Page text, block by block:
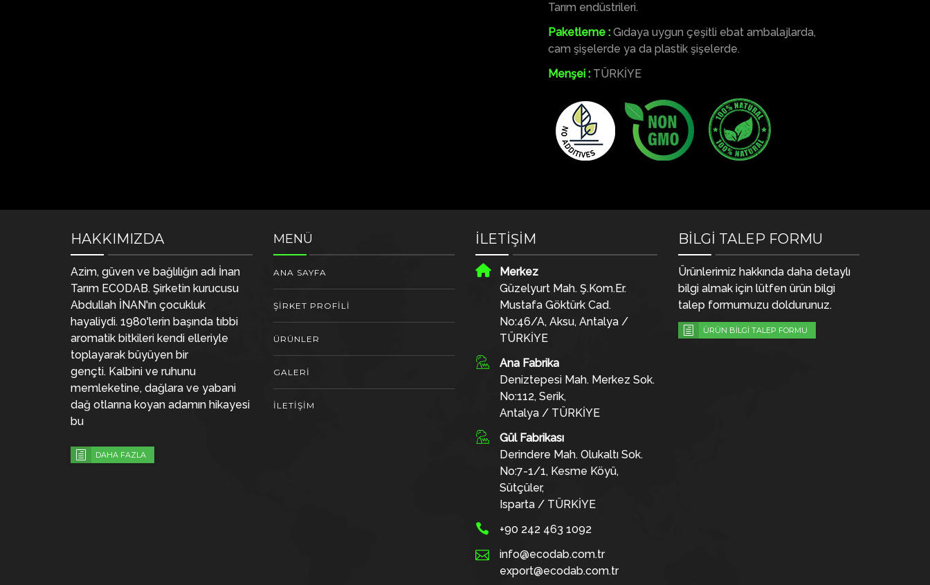
Tarım endüstrileri.
Paketleme :Gıdaya uygun çeşitli ebat ambalajlarda,
cam şişelerde ya da plastik şişelerde.
Menşei : TÜRKİYE
HAKKIMIZDA
Azim, güven ve bağlılığın adı İnan
Tarım ECODAB. Şirketin kurucusu
Abdullah İNAN'ın çocukluk
hayaliydi. 1980'lerin başında tıbbi
aromatik bitkileri kendi elleriyle
toplayarak büyüyen bir
gençti. Kalbini ve ruhunu
memleketine, dağlara ve yabani
dağ otlarına koyan adamın hikayesi
bu
DAHA FAZLA
MENÜ
ANA SAYFA
ŞİRKET PROFİLİ
ÜRÜNLER
GALERİ
İLETİŞİM
İLETİŞİM
Merkez
Güzelyurt Mah. Ş.Kom.Er.
Mustafa Göktürk Cad.
No:46/A, Aksu, Antalya /
TÜRKİYE
Ana Fabrika
Deniztepesi Mah. Merkez Sok.
No:112, Serik,
Antalya / TÜRKİYE
Gül Fabrikası
Derindere Mah. Olukaltı Sok.
No:7-1/1, Kesme Köyü,
Sütçüler,
Isparta / TÜRKİYE
+90 242 463 1092
info@ecodab.com.tr
export@ecodab.com.tr
BİLGİ TALEP FORMU
Ürünlerimiz hakkında daha detaylı
bilgi almak için lütfen ürün bilgi
talep formumuzu doldurunuz.
ÜRÜN BİLGİ TALEP FORMU